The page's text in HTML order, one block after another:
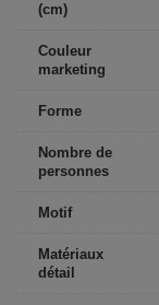
(cm)
Couleur
marketing
Forme
Nombre de
personnes
Motif
Matériaux
détail